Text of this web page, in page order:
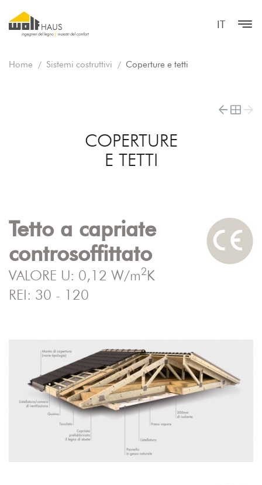
IT
Home Sistemi costruttivi Coperture e tetti
COPERTURE
E TETTI
Tetto a capriate
controsoffittato
VALORE U: 0,12 W/m2K
REI: 30 - 120